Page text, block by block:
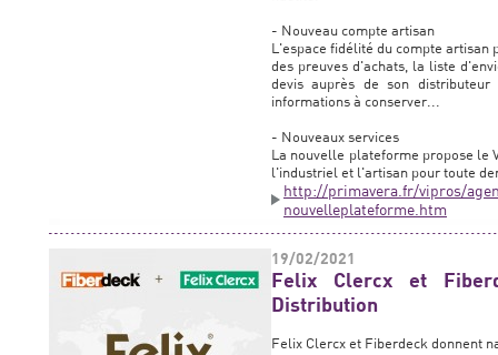
- Nouveau compte artisan
L'espace fidélité du compte
des preuves d'achats, la liste
devis auprès de son
informations à conserver...
- Nouveaux services
La nouvelle plateforme propose le
l'industriel et l'artisan pour toute
http://primavera.fr/vipros/
nouvelleplateforme.htm
19/02/2021
Felix Clercx et
Distribution
Felix Clercx et Fiberdeck donnent